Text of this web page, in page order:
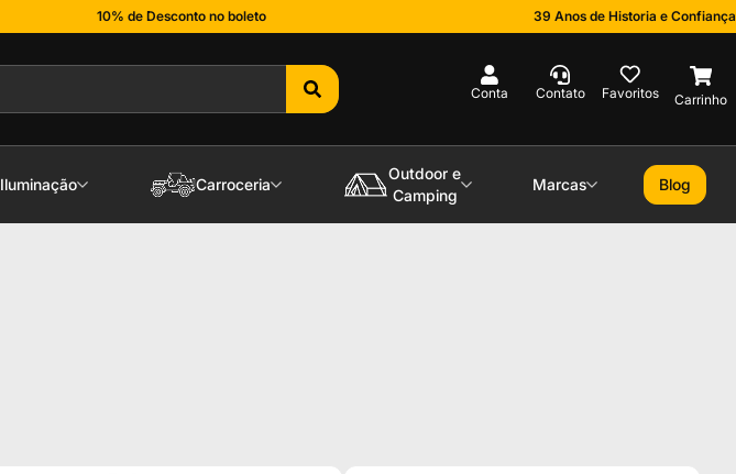
10% de Desconto no boleto
39 Anos de Historia e Confiança
Iluminação Carroceria
Outdoor e
Camping
Marcas Blog